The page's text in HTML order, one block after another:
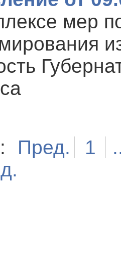
мер
Пред. 1